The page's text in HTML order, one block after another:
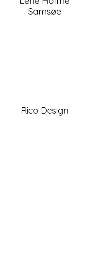
Samsøe
Rico Design